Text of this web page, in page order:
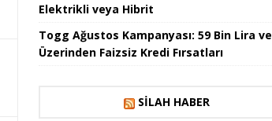
Elektrikli veya Hibrit
Togg Ağustos Kampanyası: 59 Bin Lira ve
Üzerinden Faizsiz Kredi Fırsatları
SILAH HABER